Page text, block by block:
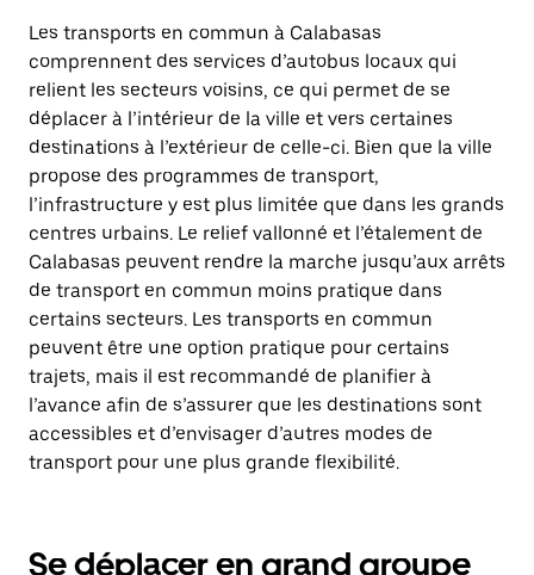
Les transports en commun à Calabasas
comprennent des services d’autobus locaux qui
relient les secteurs voisins, ce qui permet de se
déplacer à l’intérieur de la ville et vers certaines
destinations à l’extérieur de celle-ci. Bien que la ville
propose des programmes de transport,
l’infrastructure y est plus limitée que dans les grands
centres urbains. Le relief vallonné et l’étalement de
Calabasas peuvent rendre la marche jusqu’aux arrêts
de transport en commun moins pratique dans
certains secteurs. Les transports en commun
peuvent être une option pratique pour certains
trajets, mais il est recommandé de planifier à
l’avance afin de s’assurer que les destinations sont
accessibles et d’envisager d’autres modes de
transport pour une plus grande flexibilité.
Se déplacer en grand groupe